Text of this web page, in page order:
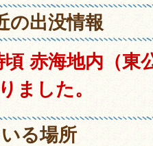
の出没情報
赤海地内（東
ました。
る場所